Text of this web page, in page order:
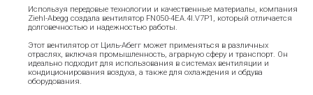
Используя передовые технологии и качественные материалы, компания
Ziehl-Abegg создала вентилятор FN050-4EA.4I.V7P1, который отличается
долговечностью и надежностью работы.
Этот вентилятор от Циль-Абегг может применяться в различных
отраслях, включая промышленность, аграрную сферу и транспорт. Он
идеально подходит для использования в системах вентиляции и
кондиционирования воздуха, а также для охлаждения и обдува
оборудования.